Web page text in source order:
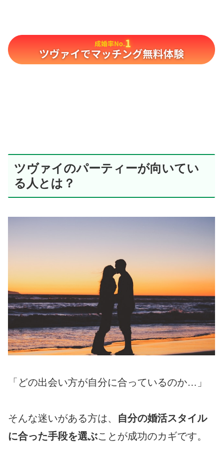
ツヴァイのパーティーが向いてい
る人とは？
「どの出会い方が自分に合っているのか…」
そんな迷いがある方は、 自分の婚活スタイル
に合った手段を選ぶことが成功のカギです。